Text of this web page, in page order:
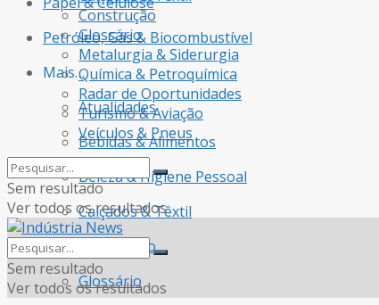
Petróleo, Gás & Biocombustível
Mais…
Atualidades
Bebidas & Alimentos
Beleza & Higiene Pessoal
Calçados & Têxtil
Construção
Glossário
Construção
Glossário
Metalurgia & Siderurgia
Química & Petroquímica
Radar de Oportunidades
Turismo & Aviação
Veículos & Pneus
Sem resultado
Ver todos os resultados
Sem resultado
Ver todos os resultados